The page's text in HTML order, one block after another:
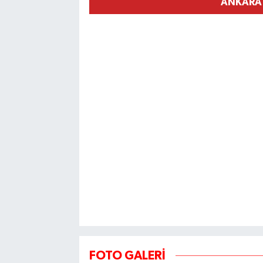
FOTO GALERİ